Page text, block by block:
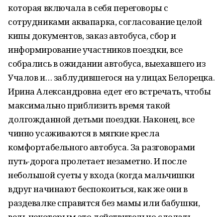
которая включала в себя переговоры с
сотрудниками аквапарка, согласование целой
кипы документов, заказ автобуса, сбор и
информирование участников поездки, все
собрались в ожидании автобуса, выехавшего из
Учалов и… заблудившегося на улицах Белорецка.
Ирина Александровна едет его встречать, чтобы
максимально приблизить время такой
долгожданной детьми поездки. Наконец, все
чинно усаживаются в мягкие кресла
комфортабельного автобуса. За разговорами
путь-дорога пролетает незаметно. И после
небольшой суеты у входа (когда мальчишки
вдруг начинают беспокоиться, как же они в
раздевалке справятся без мамы или бабушки,